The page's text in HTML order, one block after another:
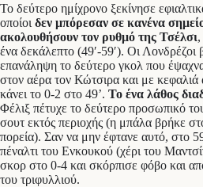
Το δεύτερο ημίχρονο ξεκίνησε
οποίοι δεν μπόρεσαν σε κανένα
ακολουθήσουν τον ρυθμό της Τσέλσι
ένα δεκάλεπτο (49′-59′). Οι
επανάληψη το δεύτερο γκολ που
στον αέρα τον Κώτσιρα και με
κάνει το 0-2 στο 49’. Το ένα λάθος
Φέλιξ πέτυχε το δεύτερο προσωπικό
σουτ εκτός περιοχής (η μπάλα βρήκε
πορεία). Σαν να μην έφτανε αυτό, στο
πέναλτι του Ενκουκού (χέρι του
σκορ στο 0-4 και σκόρπισε φόβο και
του τριφυλλιού.